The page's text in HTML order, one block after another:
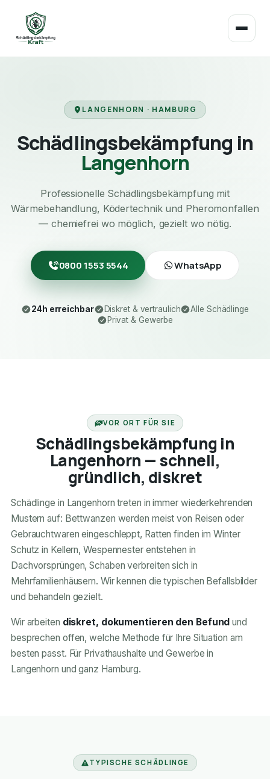
LANGENHORN · HAMBURG
Schädlingsbekämpfung in
Langenhorn
Professionelle Schädlingsbekämpfung mit
Wärmebehandlung, Ködertechnik und Pheromonfallen
— chemiefrei wo möglich, gezielt wo nötig.
0800 1553 5544 WhatsApp
24h erreichbar Diskret & vertraulich
Alle Schädlinge
Privat & Gewerbe
VOR ORT FÜR SIE
Schädlingsbekämpfung in
Langenhorn — schnell,
gründlich, diskret
Schädlinge in Langenhorn treten in immer wiederkehrenden
Mustern auf: Bettwanzen werden meist von Reisen oder
Gebrauchtwaren eingeschleppt, Ratten finden im Winter
Schutz in Kellern, Wespennester entstehen in
Dachvorsprüngen, Schaben verbreiten sich in
Mehrfamilienhäusern. Wir kennen die typischen Befallsbilder
und behandeln gezielt.
Wir arbeiten diskret, dokumentieren den Befund und
besprechen offen, welche Methode für Ihre Situation am
besten passt. Für Privathaushalte und Gewerbe in
Langenhorn und ganz Hamburg.
TYPISCHE SCHÄDLINGE